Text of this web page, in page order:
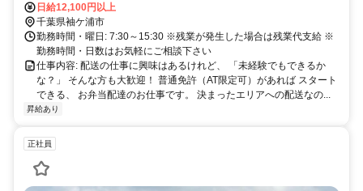
り・軽車両持ち込みも歓迎！勤務時間や日数もお気軽にご相談くださ
い。
日給12,100円以上
千葉県袖ケ浦市
勤務時間・曜日: 7:30～15:30 ※残業が発生した場合は残業代支給 ※
勤務時間・日数はお気軽にご相談下さい
仕事内容: 配送の仕事に興味はあるけれど、 「未経験でもできるか
な？」 そんな方も大歓迎！ 普通免許（AT限定可）があれば スタート
できる、 お弁当配達のお仕事です。 決まったエリアへの配送なの...
昇給あり
正社員